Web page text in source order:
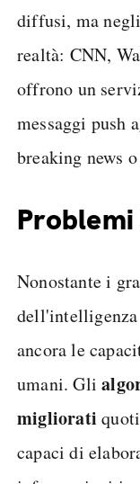
diffusi, ma
realtà: CNN,
offrono un
messaggi push
breaking news
Nonostante i
ancora le
umani. Gli
migliorati
capaci di